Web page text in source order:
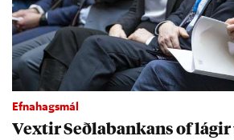
Efnahagsmál
Vext­ir Seðla­bank­ans of